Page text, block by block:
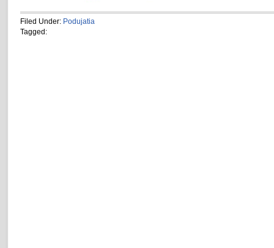
Filed Under: Podujatia
Tagged: